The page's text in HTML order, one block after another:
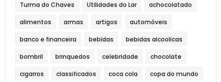
Turma do Chaves Utilidades do Lar achocolatado
alimentos armas artigos automóveis
banco e financeira bebidas bebidas alcoolicas
bombril brinquedos celebridade chocolate
cigarros classificados coca cola copa do mundo